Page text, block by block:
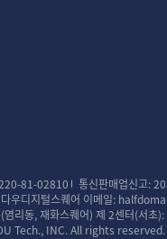
81-02810
통신판매업신고:
우디지털스퀘어 이메일:
리동, 재화스퀘어) 제 2센터(서초
Tech., INC. All rights reserved.